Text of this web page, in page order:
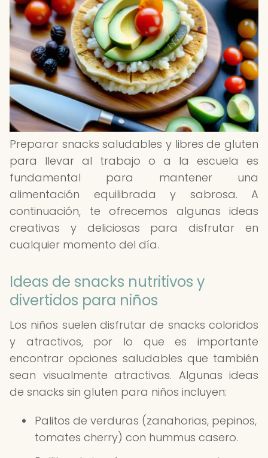
Preparar snacks saludables y libres de gluten
para llevar al trabajo o a la escuela es
fundamental para mantener una
alimentación equilibrada y sabrosa. A
continuación, te ofrecemos algunas ideas
creativas y deliciosas para disfrutar en
cualquier momento del día.
Ideas de snacks nutritivos y
divertidos para niños
Los niños suelen disfrutar de snacks coloridos
y atractivos, por lo que es importante
encontrar opciones saludables que también
sean visualmente atractivas. Algunas ideas
de snacks sin gluten para niños incluyen:
Palitos de verduras (zanahorias, pepinos,
tomates cherry) con hummus casero.